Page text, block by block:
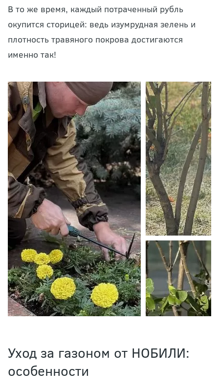
В то же время, каждый потраченный рубль
окупится сторицей: ведь изумрудная зелень и
плотность травяного покрова достигаются
именно так!
Уход за газоном от НОБИЛИ:
особенности